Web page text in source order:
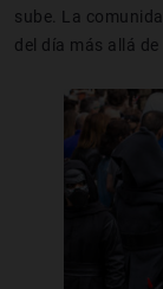
sube. La
del día más allá